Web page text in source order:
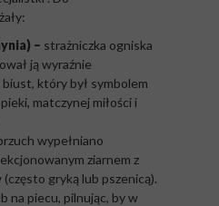
– strażniczka ogniska
ją wyraźnie
który był symbolem
matczynej miłości i
wypełniano
ziarnem z
gryką lub pszenicą).
na piecu, pilnując, by w